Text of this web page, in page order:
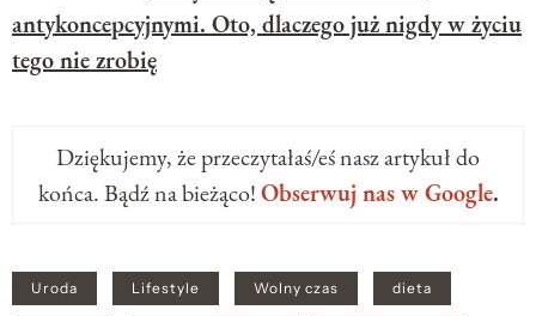
antykoncepcyjnymi. Oto, dlaczego już nigdy w życiu
tego nie zrobię
Dziękujemy, że przeczytałaś/eś nasz artykuł do
końca. Bądź na bieżąco!Obserwuj nas w Google.
Uroda Lifestyle Wolny czas dieta